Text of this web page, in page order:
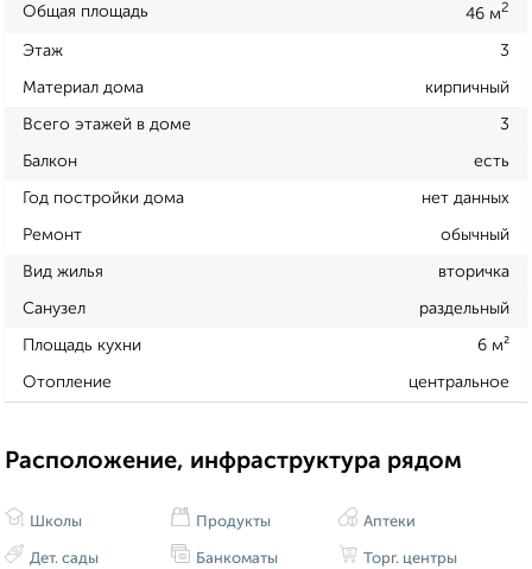
Общая площадь 46 м2
Этаж 3
Материал дома кирпичный
Всего этажей в доме 3
Балкон есть
Год постройки дома нет данных
Ремонт обычный
Вид жилья вторичка
Санузел раздельный
Площадь кухни 6 м²
Отопление центральное
Расположение, инфраструктура рядом
Школы
Дет. сады
Продукты
Банкоматы
Аптеки
Торг. центры